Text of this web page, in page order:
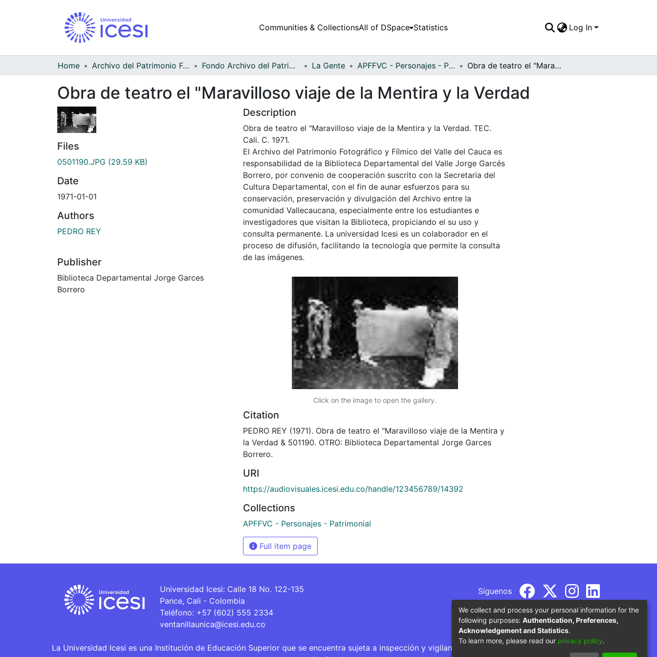
Communities & CollectionsAll of DSpace Statistics Log In
Home Archivo del Patrimonio Fotográfico y Fílmico del Valle del Cauca Fondo Archivo del Patrimonio Fotográfico y Fílmico del Valle del Cauca La Gente APFFVC - Personajes - Patrimonial Obra de teatro el "Maravilloso viaje de la Mentira y la Verdad
Obra de teatro el "Maravilloso viaje de la Mentira y la Verdad
Files
0501190.JPG (29.59 KB)
Date
1971-01-01
Authors
PEDRO REY
Publisher
Biblioteca Departamental Jorge Garces
Borrero
Description
Obra de teatro el "Maravilloso viaje de la Mentira y la Verdad. TEC.
Cali. C. 1971.
El Archivo del Patrimonio Fotográfico y Fílmico del Valle del Cauca es
responsabilidad de la Biblioteca Departamental del Valle Jorge Garcés
Borrero, por convenio de cooperación suscrito con la Secretaria del
Cultura Departamental, con el fin de aunar esfuerzos para su
conservación, preservación y divulgación del Archivo entre la
comunidad Vallecaucana, especialmente entre los estudiantes e
investigadores que visitan la Biblioteca, propiciando el su uso y
consulta permanente. La universidad Icesi es un colaborador en el
proceso de difusión, facilitando la tecnología que permite la consulta
de las imágenes.
Click on the image to open the gallery.
Citation
PEDRO REY (1971). Obra de teatro el "Maravilloso viaje de la Mentira y
la Verdad & 501190. OTRO: Biblioteca Departamental Jorge Garces
Borrero.
URI
https://audiovisuales.icesi.edu.co/handle/123456789/14392
Collections
APFFVC - Personajes - Patrimonial
Full item page
Universidad Icesi: Calle 18 No. 122-135
Pance, Cali - Colombia
Teléfono: +57 (602) 555 2334
ventanillaunica@icesi.edu.co
Síguenos
La Universidad Icesi es una Institución de Educación Superior que se encuentra sujeta a inspección y vigilancia por parte del Ministerio de Educación
We collect and process your personal information for the
following purposes: Authentication, Preferences,
Acknowledgement and Statistics.
To learn more, please read our privacy policy.